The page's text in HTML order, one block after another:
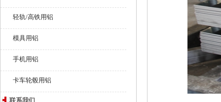
轻轨/高铁用铝
模具用铝
手机用铝
卡车轮毂用铝
联系我们